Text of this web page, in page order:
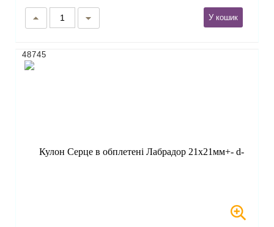
У кошик
48745